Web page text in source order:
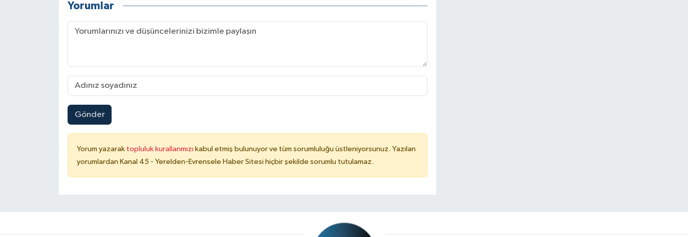
Yorumlar
Gönder
Yorum yazarak topluluk kurallarımızı kabul etmiş bulunuyor ve tüm sorumluluğu üstleniyorsunuz. Yazılan
yorumlardan Kanal 45 - Yerelden-Evrensele Haber Sitesi hiçbir şekilde sorumlu tutulamaz.